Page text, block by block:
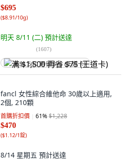
$695
($8.91/10g)
明天 8/11 (二) 預計送達
(1607)
满 $1,500 再省 $75 (王道卡)
fancl 女性綜合維他命 30歲以上適用,
2個, 210顆
首購折扣價 61%$1,228
$470
($1.12/1錠)
8/14 星期五 預計送達